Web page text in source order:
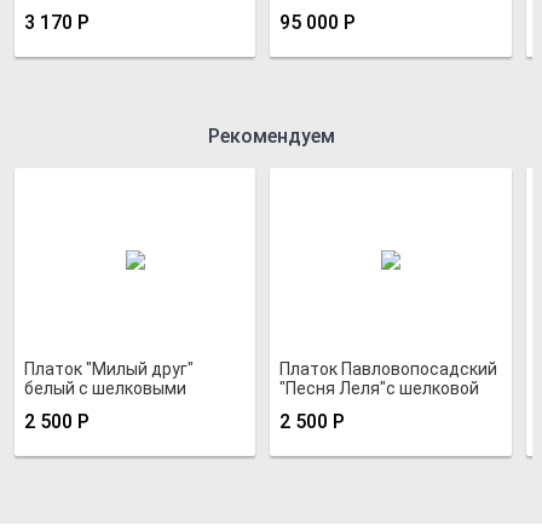
3 170 Р 95 000 Р
Рекомендуем
Платок "Милый друг"
белый с шелковыми
2 500 Р
Платок Павловопосадский
"Песня Леля"с шелковой
2 500 Р